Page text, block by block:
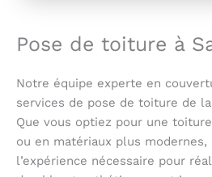
Pose de toiture à
Notre équipe experte en
services de pose de toiture de
Que vous optiez pour une
ou en matériaux plus modernes,
l’expérience nécessaire pour